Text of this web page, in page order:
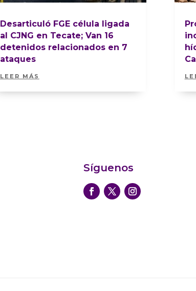
Desarticuló FGE célula ligada
al CJNG en Tecate; Van 16
detenidos relacionados en 7
ataques
LEER MÁS
Síguenos